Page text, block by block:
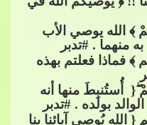
﴾ الله يوصي ​​ الأب
به منهما .​​ #تدبر
﴾ فماذا فعلتم بهذه
{ ​​ أُستُنبِطَ منها أنه
بولده .​​ #تدبر
الله يُوصِي آبائنا بنا